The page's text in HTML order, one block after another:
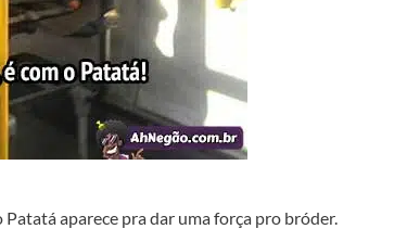
aparece pra dar uma força pro bróder.